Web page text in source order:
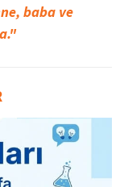
baba ve